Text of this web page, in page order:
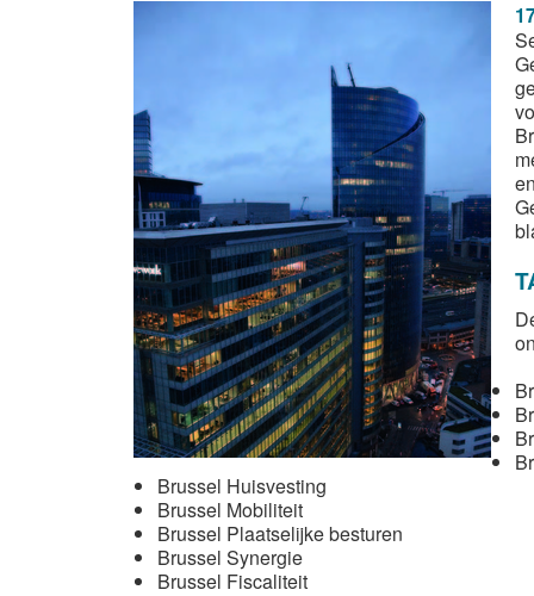
Brussel Huisvesting
Brussel Mobiliteit
Brussel Plaatselijke besturen
Brussel Synergie
Brussel Fiscaliteit